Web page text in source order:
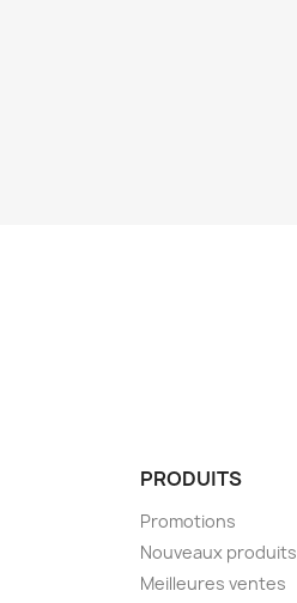
PRODUITS
Promotions
Nouveaux produits
Meilleures ventes